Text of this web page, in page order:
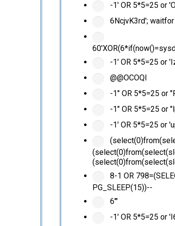
-1' OR 5*5=25 or
6NcjvK3rd';
-1' OR 5*5=25 or
@@OCOQl
-1" OR 5*5=25 or
-1" OR 5*5=25 or
-1' OR 5*5=25 or
8-1 OR
PG_SLEEP(15))--
6'"
-1' OR 5*5=25 or